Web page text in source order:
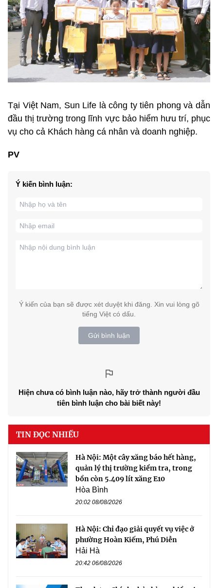
Tại Việt Nam, Sun Life là công ty tiên phong và dẫn
đầu thị trường trong lĩnh vực bảo hiểm hưu trí, phục
vụ cho cả Khách hàng cá nhân và doanh nghiệp.
PV
Ý kiến bình luận:
Ý kiến của bạn sẽ được xét duyệt khi đăng. Xin vui lòng gõ
tiếng Việt có dấu.
Gửi bình luận
Hiện chưa có bình luận nào, hãy trở thành người đầu
tiên bình luận cho bài biết này!
TIN ĐỌC NHIỀU
Hà Nội: Một cây xăng báo hết hàng,
quản lý thị trường kiểm tra, trong
bồn còn 5.409 lít xăng E10
Hòa Bình
20:02 08/08/2026
Hà Nội: Chỉ đạo giải quyết vụ việc ở
phường Hoàn Kiếm, Phú Diễn
Hải Hà
20:42 06/08/2026